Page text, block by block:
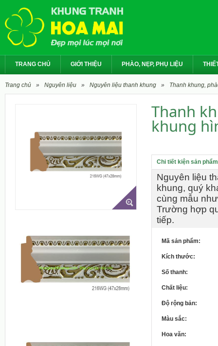
TRANG CHỦ GIỚI THIỆU PHÀO, NẸP, PHỤ LIỆU
Trang chủ » Nguyên liệu » Nguyên liệu thanh khung » Thanh khung,
Thanh
khung
Chi tiết kiện sản
Nguyên liệu
khung, quý
cùng mẫu
Trường hợp
tiếp.
Mã sản phẩm:
Kích thước:
Số thanh:
Chất liệu:
Độ rộng bản:
Màu sắc:
Hoa văn: